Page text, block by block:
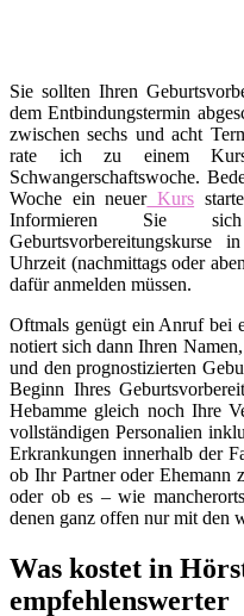
Sie sollten Ihren
dem Entbindungstermin
zwischen sechs und acht
rate ich zu einem
Schwangerschaftswoche.
Woche ein neuerKurs
Informieren Sie
Uhrzeit (nachmittags oder
dafür anmelden müssen.
Oftmals genügt ein Anruf bei
notiert sich dann Ihren
und den prognostizierten
Beginn Ihres
Hebamme gleich noch Ihre
vollständigen Personalien
Erkrankungen innerhalb der
ob Ihr Partner oder Ehemann
oder ob es – wie
denen ganz offen nur mit den
Was kostet in
empfehlenswerter